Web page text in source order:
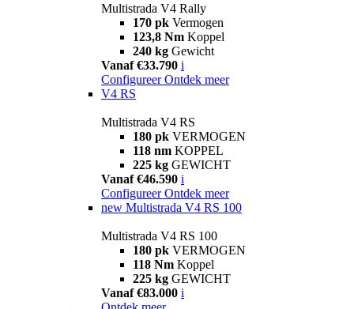
Multistrada V4 Rally
170 pk Vermogen
123,8 Nm Koppel
240 kg Gewicht
Vanaf €33.790 i
Configureer Ontdek meer
V4 RS
Multistrada V4 RS
180 pk VERMOGEN
118 nm KOPPEL
225 kg GEWICHT
Vanaf €46.590 i
Configureer Ontdek meer
new Multistrada V4 RS 100
Multistrada V4 RS 100
180 pk VERMOGEN
118 Nm Koppel
225 kg GEWICHT
Vanaf €83.000 i